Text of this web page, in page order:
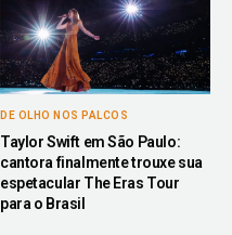
DE OLHO NOS PALCOS
Taylor Swift em São Paulo:
cantora finalmente trouxe sua
espetacular The Eras Tour
para o Brasil